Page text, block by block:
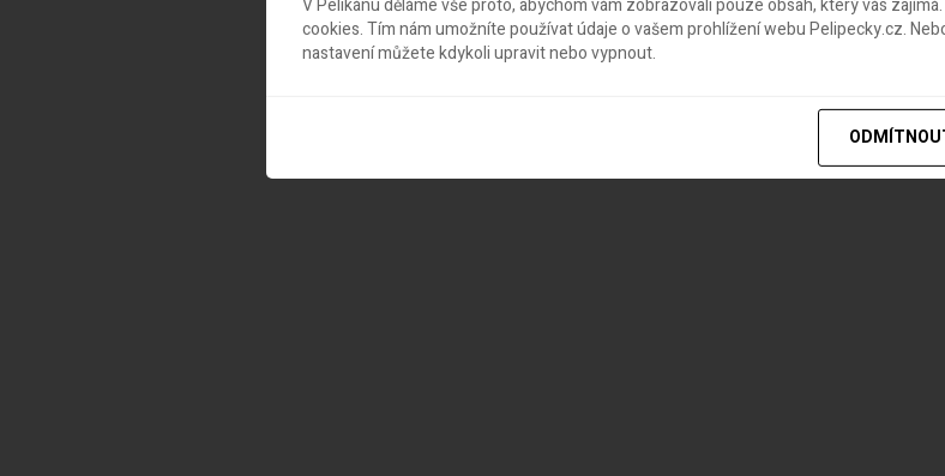
cookies. Tím nám umožníte používat údaje o vašem prohlížení webu Pelipecky.cz.
nastavení můžete kdykoli upravit nebo vypnout.